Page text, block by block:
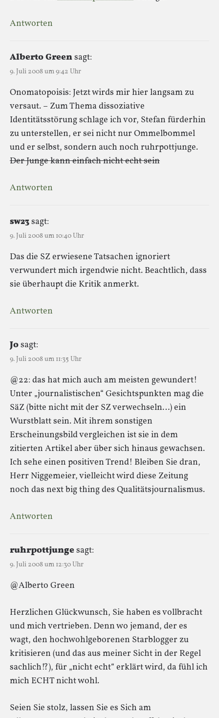
Antworten
Alberto Greensagt:
9. Juli 2008 um 9:42 Uhr
Onomatopoisis: Jetzt wirds mir hier langsam zu
versaut. – Zum Thema dissoziative
Identitätsstörung schlage ich vor, Stefan fürderhin
zu unterstellen, er sei nicht nur Ommelbommel
und er selbst, sondern auch noch ruhrpottjunge.
Der Junge kann einfach nicht echt sein
Antworten
sw23sagt:
9. Juli 2008 um 10:40 Uhr
Das die SZ erwiesene Tatsachen ignoriert
verwundert mich irgendwie nicht. Beachtlich, dass
sie überhaupt die Kritik anmerkt.
Antworten
Josagt:
9. Juli 2008 um 11:35 Uhr
@22: das hat mich auch am meisten gewundert!
Unter „journalistischen“ Gesichtspunkten mag die
SäZ (bitte nicht mit der SZ verwechseln…) ein
Wurstblatt sein. Mit ihrem sonstigen
Erscheinungsbild vergleichen ist sie in dem
zitierten Artikel aber über sich hinaus gewachsen.
Ich sehe einen positiven Trend! Bleiben Sie dran,
Herr Niggemeier, vielleicht wird diese Zeitung
noch das next big thing des Qualitätsjournalismus.
Antworten
ruhrpottjungesagt:
9. Juli 2008 um 12:30 Uhr
@Alberto Green
Herzlichen Glückwunsch, Sie haben es vollbracht
und mich vertrieben. Denn wo jemand, der es
wagt, den hochwohlgeborenen Starblogger zu
kritisieren (und das aus meiner Sicht in der Regel
sachlich!?), für „nicht echt“ erklärt wird, da fühl ich
mich ECHT nicht wohl.
Seien Sie stolz, lassen Sie es Sich am